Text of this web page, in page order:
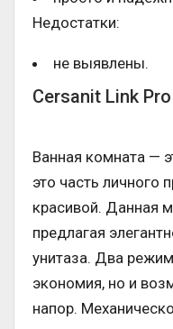
Недостатки:
не выявлены.
Cersanit Link Pro
Ванная комната —
это часть личного
красивой. Данная
предлагая
унитаза. Два
экономия, но и
напор.